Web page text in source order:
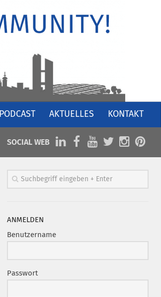
PODCAST AKTUELLES KONTAKT
SOCIAL WEB
ANMELDEN
Benutzername
Passwort